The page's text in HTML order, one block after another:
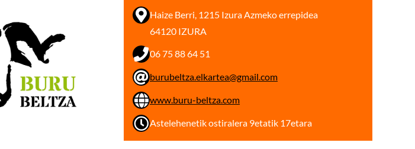
Haize Berri, 1215 Izura Azmeko errepidea
64120 IZURA
06 75 88 64 51
burubeltza.elkartea@gmail.com
www.buru-beltza.com
Astelehenetik ostiralera 9etatik 17etara